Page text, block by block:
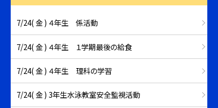
7/24( 金 ) ４年生 係活動
7/24( 金 ) ４年生 １学期最後の給食
7/24( 金 ) ４年生 理科の学習
7/24( 金 ) 3年生水泳教室安全監視活動